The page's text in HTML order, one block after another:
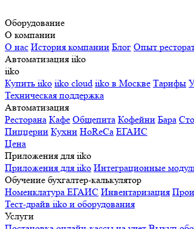
Оборудование
О компании
О нас История компании Блог Опыт
Автоматизация iiko
iiko
Купить iiko iiko cloud iiko в Москве Тарифы
Техническая поддержка
Автоматизация
Ресторана Кафе Общепита Кофейни Бара
Пиццерии Кухни HoReCa ЕГАИС
Цена
Приложения для iiko
Приложения для iiko Интеграционные
Обучение бухгалтер-калькулятор
Номенклатура ЕГАИС Инвентаризация
Тест-драйв iiko и оборудования
Услуги